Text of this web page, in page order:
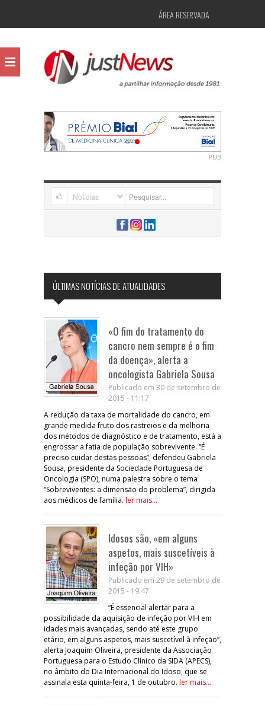
ÁREA RESERVADA
PUB
ÚLTIMAS NOTÍCIAS DE ATUALIDADES
«O fim do tratamento do
cancro nem sempre é o fim
da doença», alerta a
oncologista Gabriela Sousa
Publicado em 30 de setembro de
2015 - 11:17
A redução da taxa de mortalidade do cancro, em
grande medida fruto dos rastreios e da melhoria
dos métodos de diagnóstico e de tratamento, está a
engrossar a fatia de população sobrevivente. “É
preciso cuidar destas pessoas”, defendeu Gabriela
Sousa, presidente da Sociedade Portuguesa de
Oncologia (SPO), numa palestra sobre o tema
“Sobreviventes: a dimensão do problema”, dirigida
aos médicos de família. ler mais...
Idosos são, «em alguns
aspetos, mais suscetíveis à
infeção por VIH»
Publicado em 29 de setembro de
2015 - 19:47
“É essencial alertar para a
possibilidade da aquisição de infeção por VIH em
idades mais avançadas, sendo até este grupo
etário, em alguns aspetos, mais suscetível à infeção”,
alerta Joaquim Oliveira, presidente da Associação
Portuguesa para o Estudo Clínico da SIDA (APECS),
no âmbito do Dia Internacional do Idoso, que se
assinala esta quinta-feira, 1 de outubro. ler mais...